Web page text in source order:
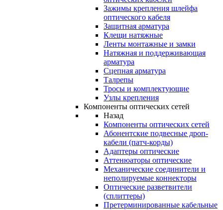
Зажимы крепления шлейфа
оптического кабеля
Защитная арматура
Клещи натяжные
Ленты монтажные и замки
Натяжная и поддерживающая
арматура
Сцепная арматура
Талрепы
Тросы и комплектующие
Узлы крепления
Компоненты оптических сетей
Назад
Компоненты оптических сетей
Абонентские подвесные дроп-
кабели (патч-корды)
Адаптеры оптические
Аттенюаторы оптические
Механические соединители и
неполируемые коннекторы
Оптические разветвители
(сплиттеры)
Претерминированные кабельные